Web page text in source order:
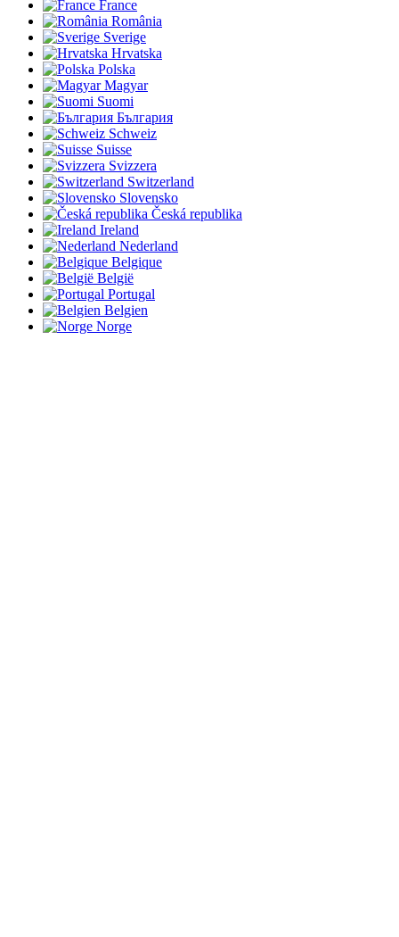
France
România
Sverige
Hrvatska
Polska
Magyar
Suomi
България
Schweiz
Suisse
Svizzera
Switzerland
Slovensko
Česká republika
Ireland
Nederland
Belgique
België
Portugal
Belgien
Norge